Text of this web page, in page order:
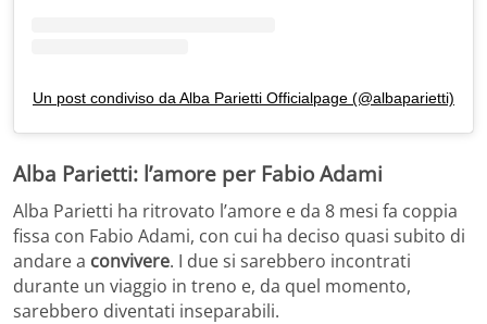
Un post condiviso da Alba Parietti Officialpage (@albaparietti)
Alba Parietti: l’amore per Fabio Adami
Alba Parietti ha ritrovato l’amore e da 8 mesi fa coppia
fissa con Fabio Adami, con cui ha deciso quasi subito di
andare a convivere. I due si sarebbero incontrati
durante un viaggio in treno e, da quel momento,
sarebbero diventati inseparabili.